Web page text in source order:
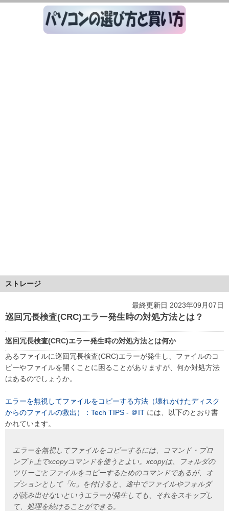
ストレージ
最終更新日 2023年09月07日
巡回冗長検査(CRC)エラー発生時の対処方法とは？
巡回冗長検査(CRC)エラー発生時の対処方法とは何か
あるファイルに巡回冗長検査(CRC)エラーが発生し、ファイルのコ
ピーやファイルを開くことに困ることがありますが、何か対処方法
はあるのでしょうか。
エラーを無視してファイルをコピーする方法（壊れかけたディスク
からのファイルの救出）：Tech TIPS - ＠IT には、以下のとおり書
かれています。
エラーを無視してファイルをコピーするには、コマンド・プロ
ンプト上でxcopyコマンドを使うとよい。xcopyは、フォルダの
ツリーごとファイルをコピーするためのコマンドであるが、オ
プションとして「/c」を付けると、途中でファイルやフォルダ
が読み出せないというエラーが発生しても、それをスキップし
て、処理を続けることができる。